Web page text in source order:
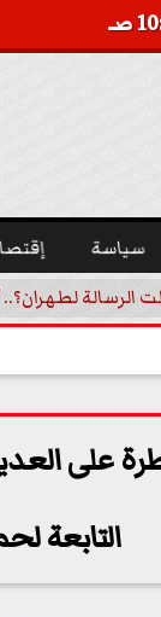
صـ
سياسة
الرسالة
على
التابعة